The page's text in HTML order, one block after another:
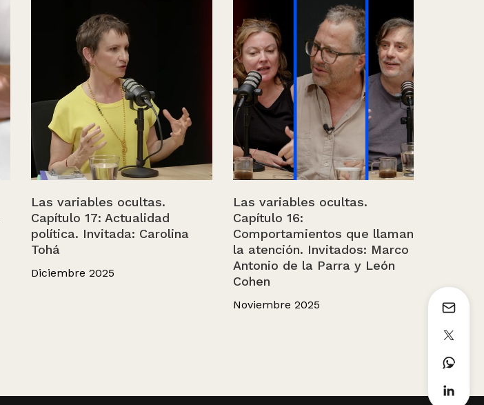
Las variables ocultas.
Capítulo 17: Actualidad
política. Invitada: Carolina
Tohá
Diciembre 2025
Las variables ocultas.
Capítulo 16:
Comportamientos que llaman
la atención. Invitados: Marco
Antonio de la Parra y León
Cohen
Noviembre 2025